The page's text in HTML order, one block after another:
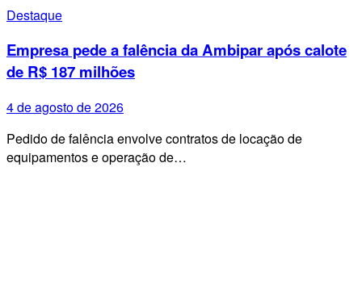
Destaque
Empresa pede a falência da Ambipar após calote
de R$ 187 milhões
4 de agosto de 2026
Pedido de falência envolve contratos de locação de
equipamentos e operação de…